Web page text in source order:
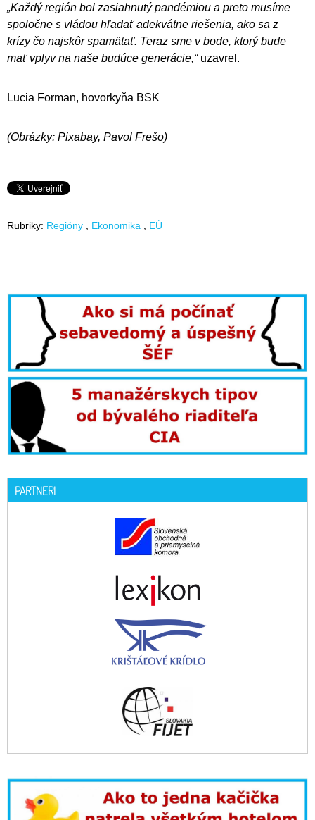
„Každý región bol zasiahnutý pandémiou a preto musíme
spoločne s vládou hľadať adekvátne riešenia, ako sa z
krízy čo najskôr spamätať. Teraz sme v bode, ktorý bude
mať vplyv na naše budúce generácie,“uzavrel.
Lucia Forman, hovorkyňa BSK
(Obrázky: Pixabay, Pavol Frešo)
Rubriky: Regióny Ekonomika EÚ
PARTNERI